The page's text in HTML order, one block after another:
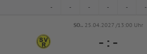
- - - - - -
SO.. 25.04.2027 /13:00 Uhr
- : -